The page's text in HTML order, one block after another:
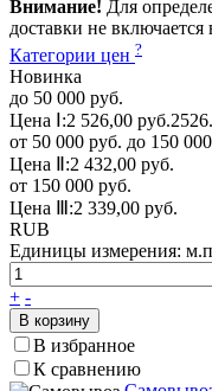
Внимание! Для
доставки не включается
Категории цен ?
Новинка
до 50 000 руб.
Цена Ⅰ:2 526,00 руб.
от 50 000 руб. до 150
Цена Ⅱ:2 432,00 руб.
от 150 000 руб.
Цена Ⅲ:2 339,00 руб.
RUB
Единицы измерения:
+ -
В корзину
В избранное
К сравнению